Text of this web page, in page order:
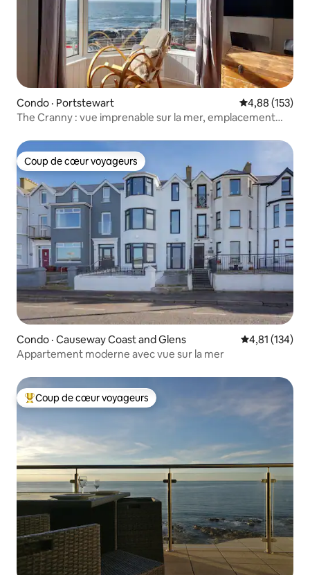
Condo · Portstewart Note
4,88 (153)
The Cranny : vue imprenable sur la mer, emplacement
Coup de cœur voyageurs
Coup de cœur voyageurs
Condo · Causeway Coast and Glens Note
4,81 (134)
Appartement moderne avec vue sur la mer
Coup de cœur voyageurs parmi les plus aimés
Coup de cœur voyageurs